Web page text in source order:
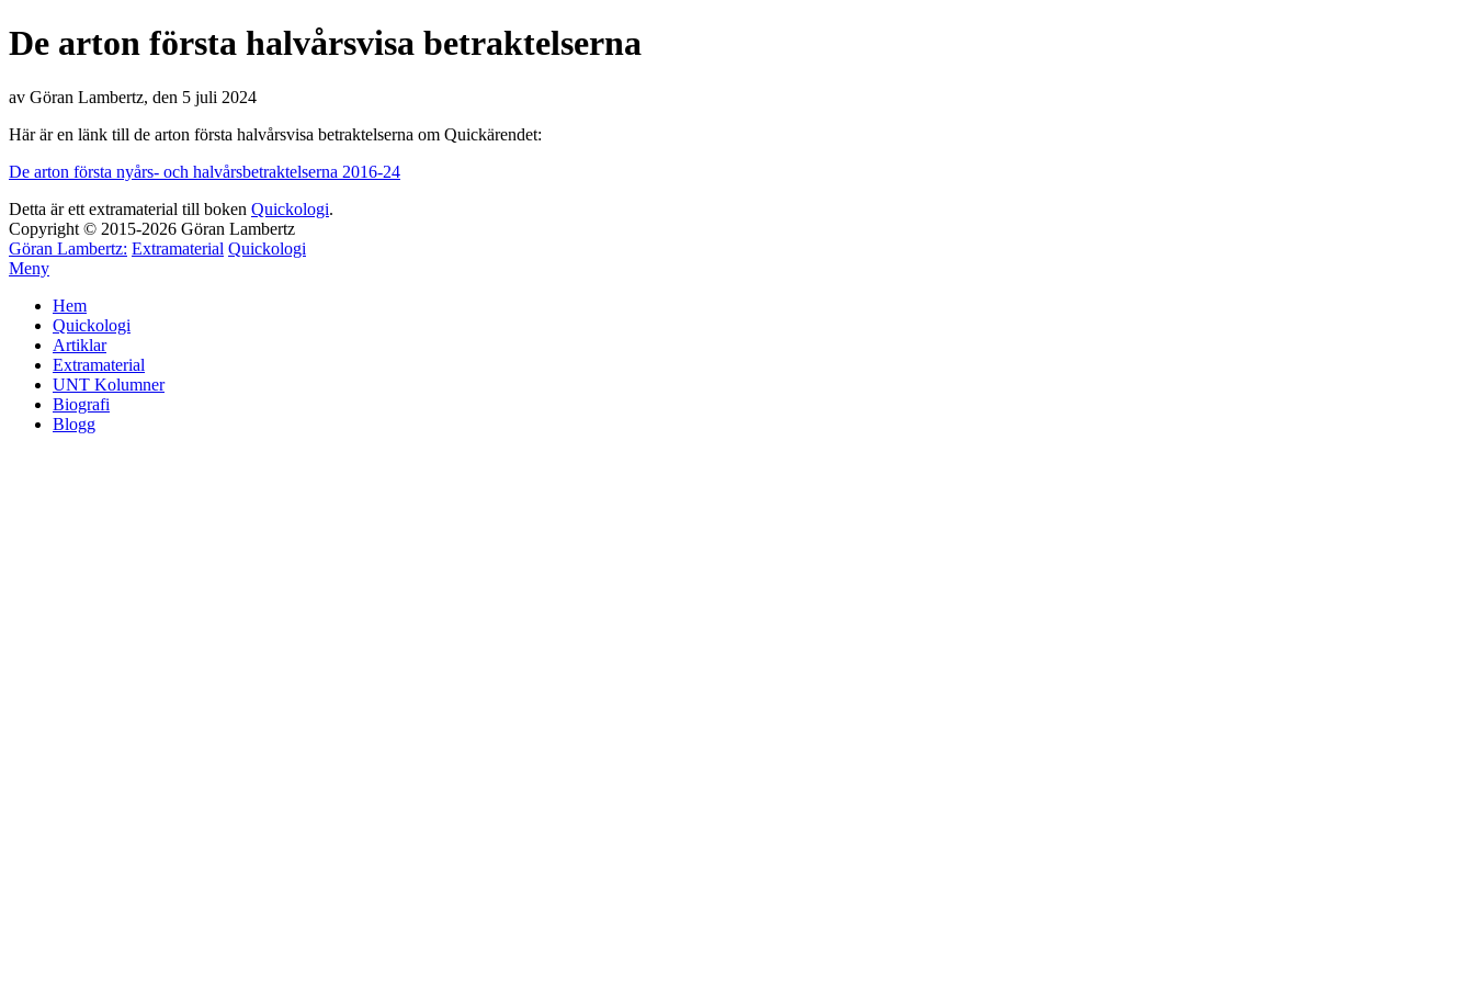
De arton första halvårsvisa betraktelserna
av Göran Lambertz, den 5 juli 2024
Här är en länk till de arton första halvårsvisa betraktelserna om Quickärendet:
De arton första nyårs- och halvårsbetraktelserna 2016-24
Detta är ett extramaterial till boken Quickologi.
Copyright © 2015-2026 Göran Lambertz
Göran Lambertz: Extramaterial Quickologi
Meny
Hem
Quickologi
Artiklar
Extramaterial
UNT Kolumner
Biografi
Blogg